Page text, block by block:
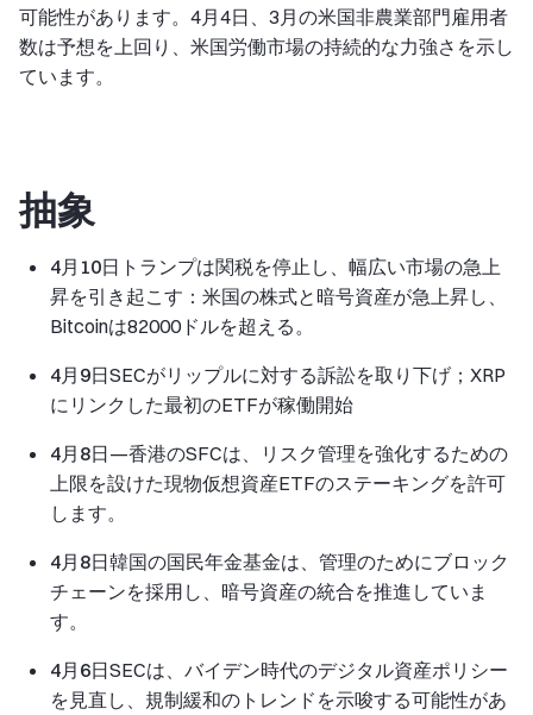
可能性があります。4月4日、3月の米国非農業部門雇用者
数は予想を上回り、米国労働市場の持続的な力強さを示し
ています。
抽象
4月10日 トランプは関税を停止し、幅広い市場の急上
昇を引き起こす：米国の株式と暗号資産が急上昇し、
Bitcoinは82000ドルを超える。
4月9日SECがリップルに対する訴訟を取り下げ；XRP
にリンクした最初のETFが稼働開始
4月8日—香港のSFCは、リスク管理を強化するための
上限を設けた現物仮想資産ETFのステーキングを許可
します。
4月8日韓国の国民年金基金は、管理のためにブロック
チェーンを採用し、暗号資産の統合を推進していま
す。
4月6日SECは、バイデン時代のデジタル資産ポリシー
を見直し、規制緩和のトレンドを示唆する可能性があ